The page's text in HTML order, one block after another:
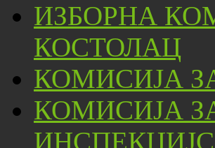
ИЗБОРНА
КОСТОЛАЦ
КОМИСИЈА
КОМИСИЈА